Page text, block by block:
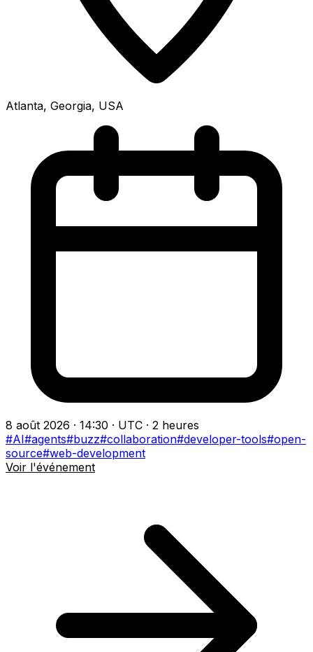
Atlanta, Georgia, USA
8 août 2026 · 14:30 · UTC · 2 heures
#AI#agents#buzz#collaboration#developer-tools#open-
source#web-development
Voir l'événement